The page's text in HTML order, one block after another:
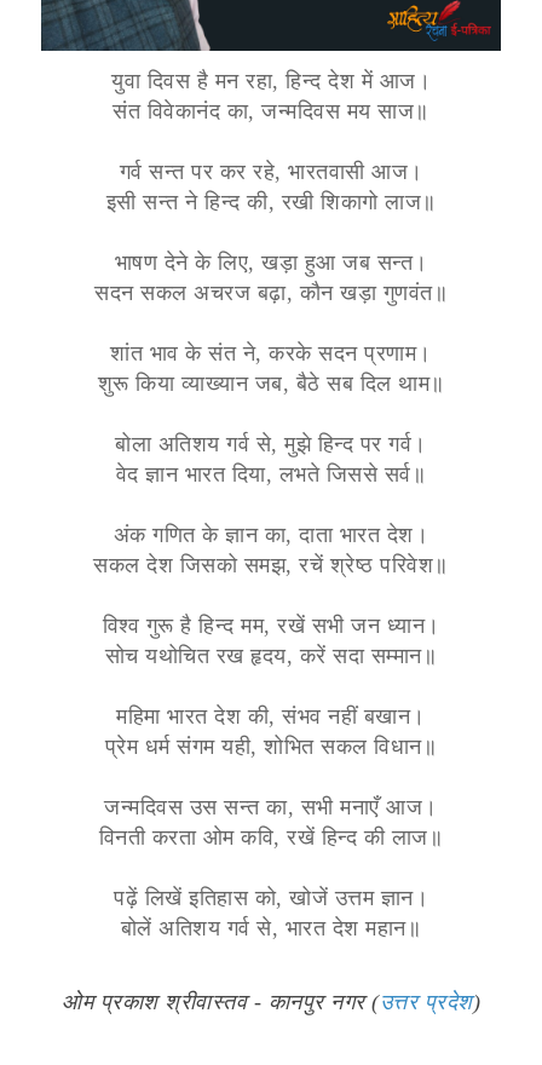
युवा दिवस है मन रहा, हिन्द देश में आज।
संत विवेकानंद का, जन्मदिवस मय साज॥
गर्व सन्त पर कर रहे, भारतवासी आज।
इसी सन्त ने हिन्द की, रखी शिकागो लाज॥
भाषण देने के लिए, खड़ा हुआ जब सन्त।
सदन सकल अचरज बढ़ा, कौन खड़ा गुणवंत॥
शांत भाव के संत ने, करके सदन प्रणाम।
शुरू किया व्याख्यान जब, बैठे सब दिल थाम॥
बोला अतिशय गर्व से, मुझे हिन्द पर गर्व।
वेद ज्ञान भारत दिया, लभते जिससे सर्व॥
अंक गणित के ज्ञान का, दाता भारत देश।
सकल देश जिसको समझ, रचें श्रेष्ठ परिवेश॥
विश्व गुरू है हिन्द मम, रखें सभी जन ध्यान।
सोच यथोचित रख हृदय, करें सदा सम्मान॥
महिमा भारत देश की, संभव नहीं बखान।
प्रेम धर्म संगम यही, शोभित सकल विधान॥
जन्मदिवस उस सन्त का, सभी मनाएँ आज।
विनती करता ओम कवि, रखें हिन्द की लाज॥
पढ़ें लिखें इतिहास को, खोजें उत्तम ज्ञान।
बोलें अतिशय गर्व से, भारत देश महान॥
ओम प्रकाश श्रीवास्तव - कानपुर नगर (उत्तर प्रदेश)